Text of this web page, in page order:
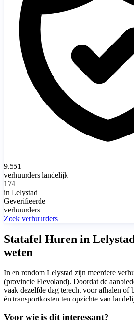
9.551
verhuurders landelijk
174
in Lelystad
Geverifieerde
verhuurders
Zoek verhuurders
Statafel Huren in
weten
In en rondom Lelystad zijn meerdere
(provincie Flevoland). Doordat de
vaak dezelfde dag terecht voor afhalen of
én transportkosten ten opzichte van
Voor wie is dit interessant?